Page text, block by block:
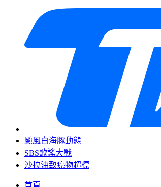
颱風白海豚動態
SBS歌謠大戰
沙拉油致癌物超標
首頁